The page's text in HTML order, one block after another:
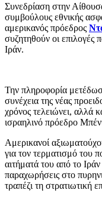
Συνεδρίαση στην
συμβούλους εθνικής
αμερικανός πρόεδρος
συζητηθούν οι επιλογές
Ιράν.
Την πληροφορία
συνέχεια της νέας
χρόνος τελειώνει, αλλά
ισραηλινό πρόεδρο
Αμερικανοί
για τον τερματισμό του
αιτήματά του από το
παραχωρήσεις στο
τραπέζι τη στρατιωτική